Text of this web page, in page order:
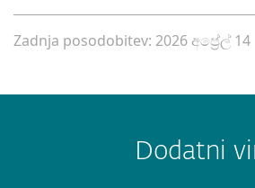
Zadnja posodobitev: 2026 අප්‍රේල් 14
Dodatni